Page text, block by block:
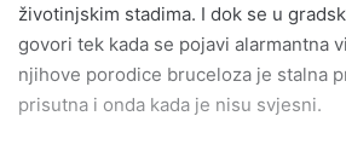
životinjskim stadima. I dok se u
govori tek kada se pojavi alarmantna
njihove porodice bruceloza je stalna
prisutna i onda kada je nisu svjesni.